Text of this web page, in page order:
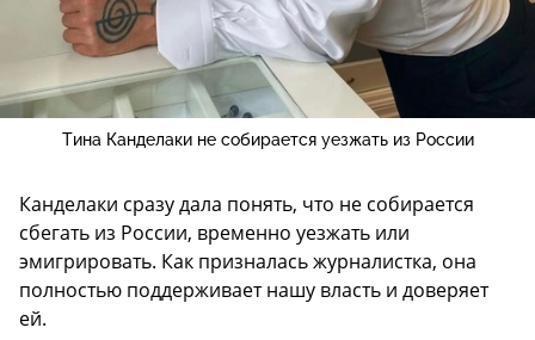
Тина Канделаки не собирается уезжать из России
Канделаки сразу дала понять, что не собирается
сбегать из России, временно уезжать или
эмигрировать. Как призналась журналистка, она
полностью поддерживает нашу власть и доверяет
ей.